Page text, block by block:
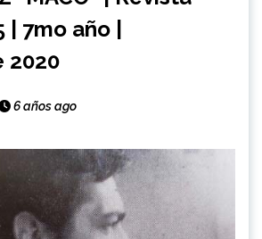
| 7mo año |
2020
6 años ago